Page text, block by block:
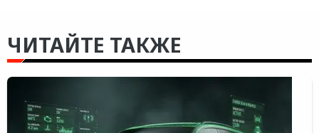
ЧИТАЙТЕ ТАКЖЕ